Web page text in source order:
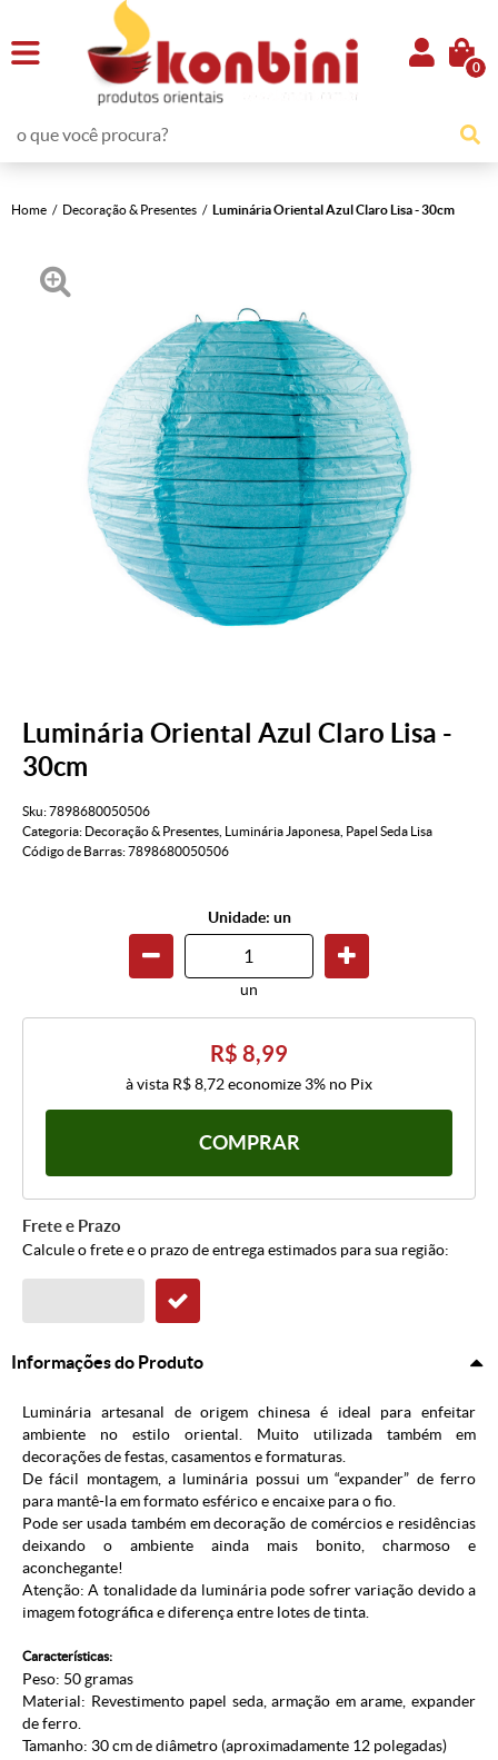
0
Home Decoração & Presentes Luminária Oriental Azul Claro Lisa - 30cm
Luminária Oriental Azul Claro Lisa -
30cm
Sku:7898680050506
Categoria: Decoração & Presentes Luminária Japonesa Papel Seda Lisa
Código de Barras:7898680050506
Unidade: un
un
R$ 8,99
à vista R$ 8,72economize 3% no Pix
COMPRAR
Frete e Prazo
Calcule o frete e o prazo de entrega estimados para sua região:
Informações do Produto
Luminária artesanal de origem chinesa é ideal para enfeitar
ambiente no estilo oriental. Muito utilizada também em
decorações de festas, casamentos e formaturas.
De fácil montagem, a luminária possui um “expander” de ferro
para mantê-la em formato esférico e encaixe para o fio.
Pode ser usada também em decoração de comércios e residências
deixando o ambiente ainda mais bonito, charmoso e
aconchegante!
Atenção: A tonalidade da luminária pode sofrer variação devido a
imagem fotográfica e diferença entre lotes de tinta.
Características:
Peso: 50 gramas
Material: Revestimento papel seda, armação em arame, expander
de ferro.
Tamanho: 30 cm de diâmetro (aproximadamente 12 polegadas)